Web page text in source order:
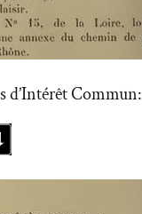
d’Intérêt Commun: